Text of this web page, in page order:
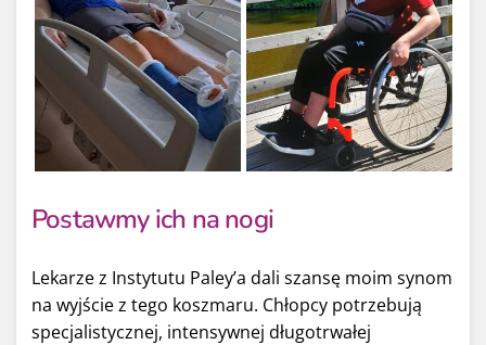
Postawmy ich na nogi
Lekarze z Instytutu Paley’a dali szansę moim synom
na wyjście z tego koszmaru. Chłopcy potrzebują
specjalistycznej, intensywnej długotrwałej